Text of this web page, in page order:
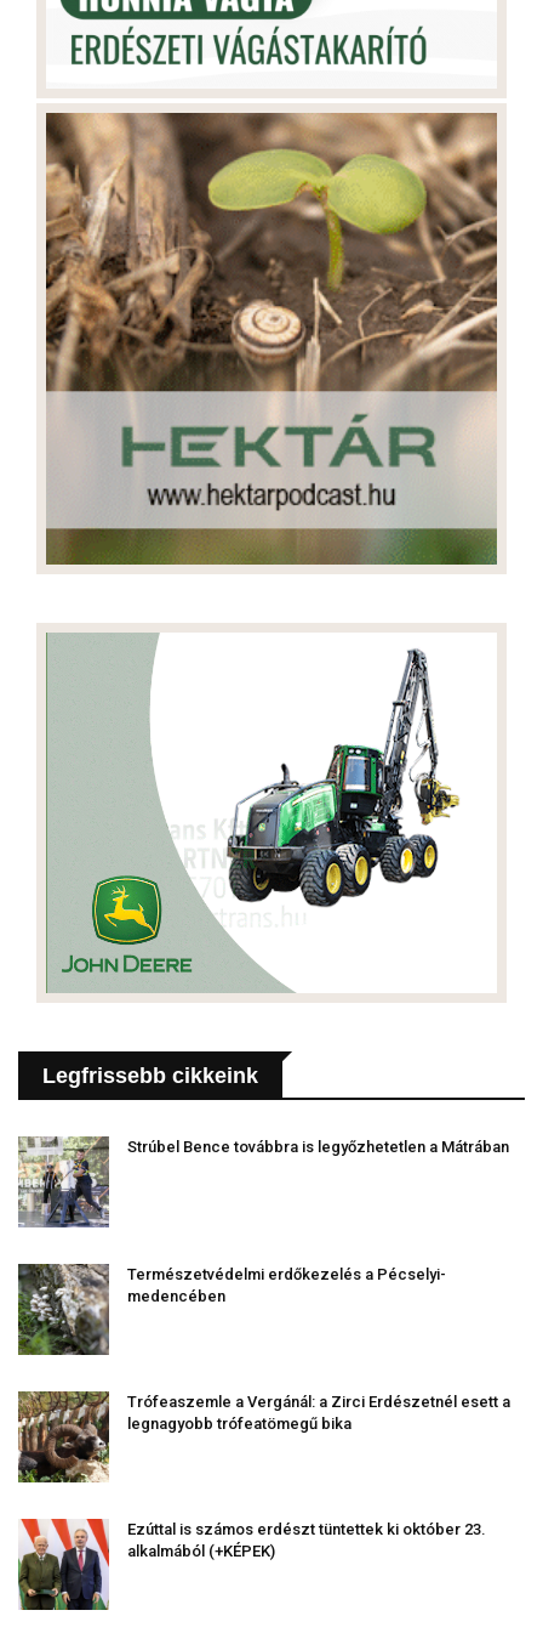
Legfrissebb cikkeink
Strúbel Bence továbbra is legyőzhetetlen a Mátrában
Természetvédelmi erdőkezelés a Pécselyi-
medencében
Trófeaszemle a Vergánál: a Zirci Erdészetnél esett a
legnagyobb trófeatömegű bika
Ezúttal is számos erdészt tüntettek ki október 23.
alkalmából (+KÉPEK)